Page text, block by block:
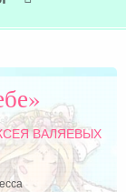
ВАЛЯЕВЫХ